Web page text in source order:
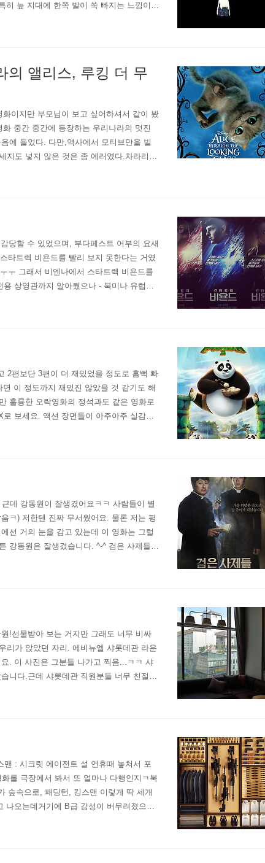
히 늪 지대에 한쪽 발이 쑥 빠지는 느낌이라
. 다만, 내가 그동안 본 그 어떤..
의 앨리스, 루킹 더 무
이지만 부모님이 보고 싶어하셔서 같이 봤
중간 중간에 등장하는 우리나라의 멋진
에 들었다. 다만,역사에서 모티브만을 빌
지도 넣지 않은 것은 좀 에러였다.차라리
생각해서인지 아이들을 데리고 온 부모
당할 수 있었으며, 부다페스트 어부의 요새
타트렉 비욘드를 빨리 보지 못한다는 거였
ㅜ 그래서 비엔나에서 스타트렉 비욘드를
상영관까지 알아뒀으나 - 북미나 유럽은
포로 돌아갔던 것이다. 내가 ..
2편보단 3편이 더 재밌었을 정도로 흠뻑 빠
이 정도까지 재밌진 않았을 것 같기도 해
훌륭한 오락영화의 정석과도 같은 영화로
보세요. 액션 장면들이 아주아주 실감납
뒷좌석에서 발로 차는 느낌이라 기분..
데 강동원이 잘생겼어요ㅋㅋ 사람들이 별
ㅋ) 저한텐 진짜 무서웠어요. 물론 저는 평
선 거의 눈을 감고 있는데 이 영화는 그럴
강동원은 잘생겼습니다. ^-^ 검은 사제들
를 한국적 무속신앙과 섞으려는 시도도
!선물받아 보는 거지만 그래도 너무 비싸
리가 앉았던 자리. 에비뉴엘 샤롯데관 라운
. 이 사진은 그분들 나가고 찍음...ㅋㅋ 샤
니다.근데 샤롯데관 직원분들 너무 친절
샤롯데관 창구에서 티켓을 받고 있는데
: 시크릿 에이전트 설 연휴때 놓쳐서 포
를 극장에서 봐서 또 얼마나 다행인지ㅋ북
숲속으로, 패딩턴, 킹스맨 이렇게 딱 세개
나오는데거기에 B급 감성이 버무려졌으니
언즈 오브 더 갤럭시 감독도 킹스맨을 보